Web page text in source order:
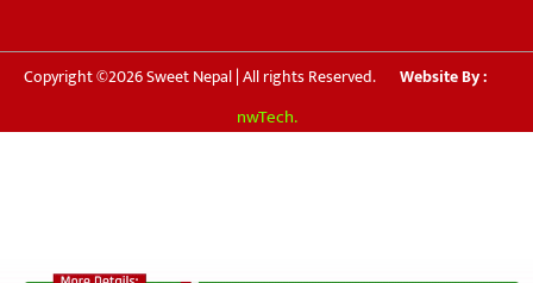
Copyright ©2026 Sweet Nepal | All rights Reserved. Website By :
nwTech.